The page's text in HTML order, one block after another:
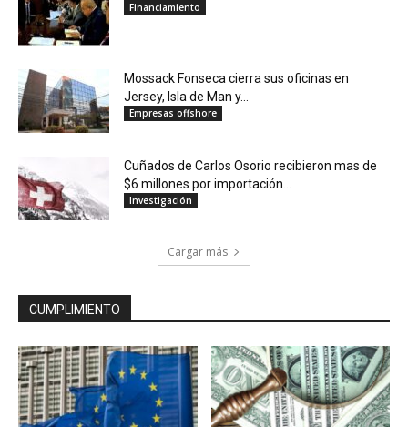
Financiamiento
Mossack Fonseca cierra sus oficinas en
Jersey, Isla de Man y...
Empresas offshore
Cuñados de Carlos Osorio recibieron mas de
$6 millones por importación...
Investigación
Cargar más
CUMPLIMIENTO